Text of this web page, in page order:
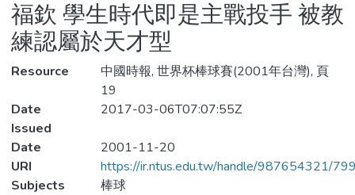
福欽 學生時代即是主戰投手 被教
練認屬於天才型
Resource
中國時報, 世界杯棒球賽(2001年台灣), 頁
19
Date
Issued
2017-03-06T07:07:55Z
Date
2001-11-20
URI
https://ir.ntus.edu.tw/handle/987654321/
Subjects
棒球